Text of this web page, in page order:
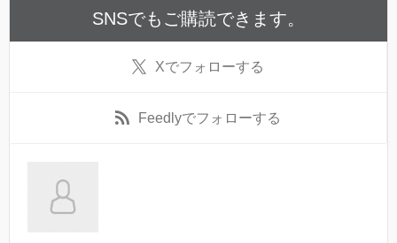
SNSでもご購読できます。
Xでフォローする
Feedlyでフォローする